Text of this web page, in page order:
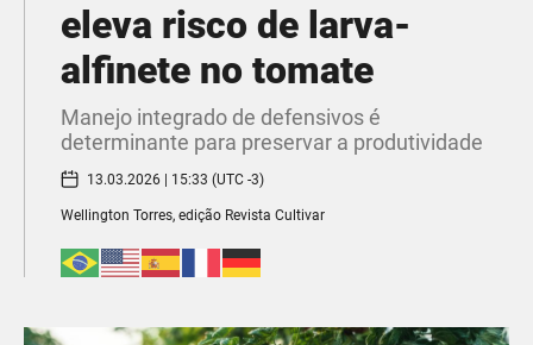
eleva risco de larva-
alfinete no tomate
Manejo integrado de defensivos é
determinante para preservar a produtividade
13.03.2026 | 15:33 (UTC -3)
Wellington Torres, edição Revista Cultivar